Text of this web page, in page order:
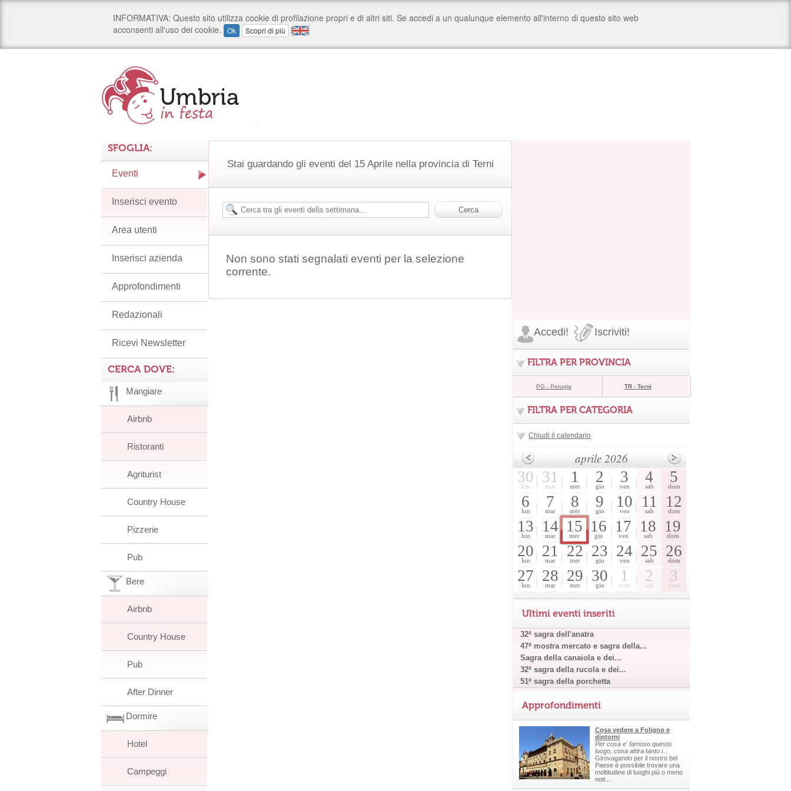
Stai guardando gli eventi del 15 Aprile nella provincia di Terni
Non sono stati segnalati eventi per la selezione
corrente.
SFOGLIA:
Eventi
Inserisci evento
Area utenti
Inserisci azienda
Approfondimenti
Redazionali
Ricevi Newsletter
CERCA DOVE:
Mangiare
Airbnb
Ristoranti
Agriturist
Country House
Pizzerie
Pub
Bere
Airbnb
Country House
Pub
After Dinner
Dormire
Hotel
Campeggi
Accedi! Iscriviti!
FILTRA PER PROVINCIA
PG - Perugia TR - Terni
FILTRA PER CATEGORIA
Chiudi il calendario
aprile 2026
30
lun
31
mar
1
mer
2
gio
3
ven
4
sab
5
dom
6
lun
7
mar
8
mer
9
gio
10
ven
11
sab
12
dom
13
lun
14
mar
15
mer
16
gio
17
ven
18
sab
19
dom
20
lun
21
mar
22
mer
23
gio
24
ven
25
sab
26
dom
27
lun
28
mar
29
mer
30
gio
1
ven
2
sab
3
dom
Ultimi eventi inseriti
32ª sagra dell'anatra
47ª mostra mercato e sagra della...
Sagra della canaiola e dei...
32ª sagra della rucola e dei...
51ª sagra della porchetta
Approfondimenti
Cosa vedere a Foligno e
dintorni
Per cosa e' famoso questo
luogo, cosa attira tanto i...
Girovagando per il nostro bel
Paese è possibile trovare una
moltitudine di luoghi più o meno
noti...